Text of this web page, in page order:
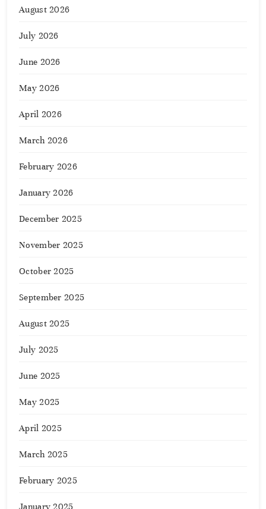
August 2026
July 2026
June 2026
May 2026
April 2026
March 2026
February 2026
January 2026
December 2025
November 2025
October 2025
September 2025
August 2025
July 2025
June 2025
May 2025
April 2025
March 2025
February 2025
January 2025